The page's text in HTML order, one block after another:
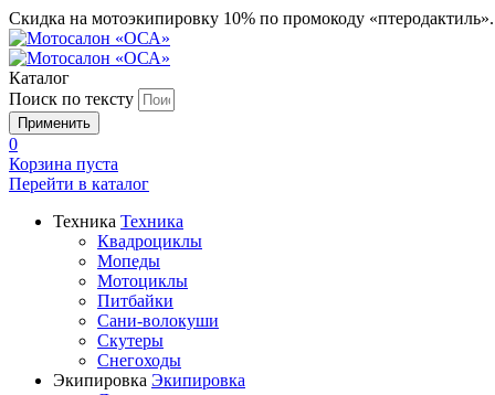
Скидка на мотоэкипировку 10% по промокоду
Каталог
Поиск по тексту
0
Корзина пуста
Перейти в каталог
Техника Техника
Квадроциклы
Мопеды
Мотоциклы
Питбайки
Сани-волокуши
Скутеры
Снегоходы
Экипировка Экипировка